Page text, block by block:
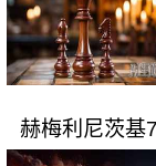
赫梅利尼茨基